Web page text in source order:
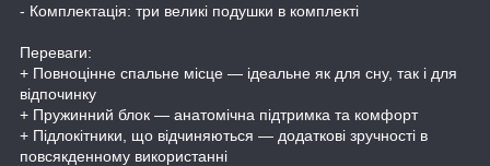
- Комплектація: три великі подушки в комплекті
Переваги:
+ Повноцінне спальне місце — ідеальне як для сну, так і для
відпочинку
+ Пружинний блок — анатомічна підтримка та комфорт
+ Підлокітники, що відчиняються — додаткові зручності в
повсякденному використанні